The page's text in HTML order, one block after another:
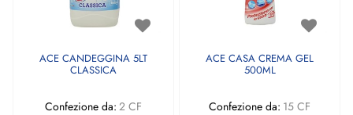
ACE CANDEGGINA 5LT
CLASSICA
Confezione da: 2 CF
ACE CASA CREMA GEL
500ML
Confezione da: 15 CF